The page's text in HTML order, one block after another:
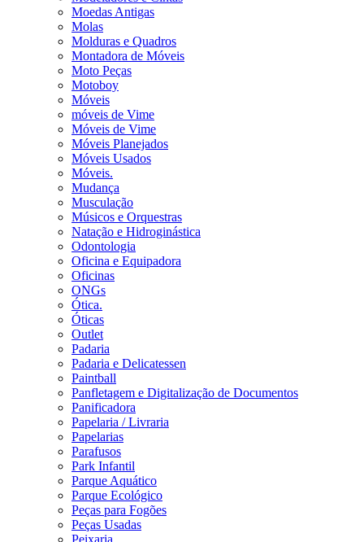
Moedas Antigas
Molas
Molduras e Quadros
Montadora de Móveis
Moto Peças
Motoboy
Móveis
móveis de Vime
Móveis de Vime
Móveis Planejados
Móveis Usados
Móveis.
Mudança
Musculação
Músicos e Orquestras
Natação e Hidroginástica
Odontologia
Oficina e Equipadora
Oficinas
ONGs
Ótica.
Óticas
Outlet
Padaria
Padaria e Delicatessen
Paintball
Panfletagem e Digitalização de Documentos
Panificadora
Papelaria / Livraria
Papelarias
Parafusos
Park Infantil
Parque Aquático
Parque Ecológico
Peças para Fogões
Peças Usadas
Peixaria